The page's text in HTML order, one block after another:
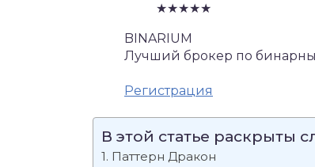
★★★★★
BINARIUM
Лучший брокер по
Регистрация
В этой статье раскрыты
Паттерн Дракон